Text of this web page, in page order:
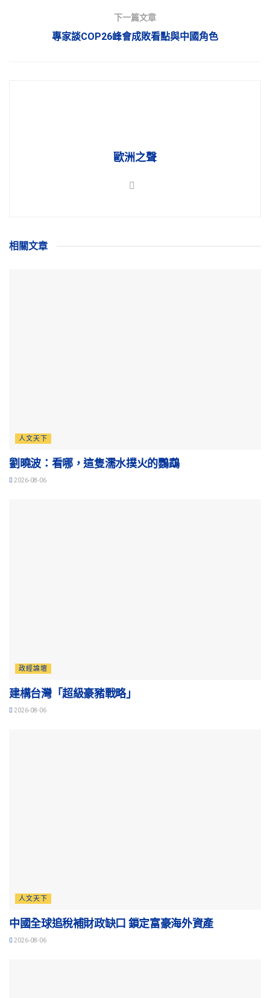
下一篇文章
專家談COP26峰會成敗看點與中國角色
歐洲之聲
相關文章
人文天下
劉曉波：看哪，這隻濡水撲火的鸚鵡
2026-08-06
政經論壇
建構台灣「超級豪豬戰略」
2026-08-06
人文天下
中國全球追稅補財政缺口 鎖定富豪海外資產
2026-08-06